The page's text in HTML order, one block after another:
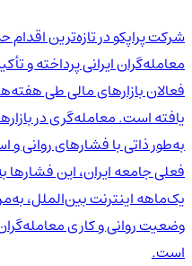
شرکت پراپکو در تازه‌ترین اقدام
معامله‌گران ایرانی پرداخته و
فعالان بازارهای مالی طی
یافته است. معامله‌گری در
به‌طور ذاتی با فشارهای روانی و
فعلی جامعه ایران، این
یک‌ماهه اینترنت بین‌الملل،
وضعیت روانی و کاری
است.